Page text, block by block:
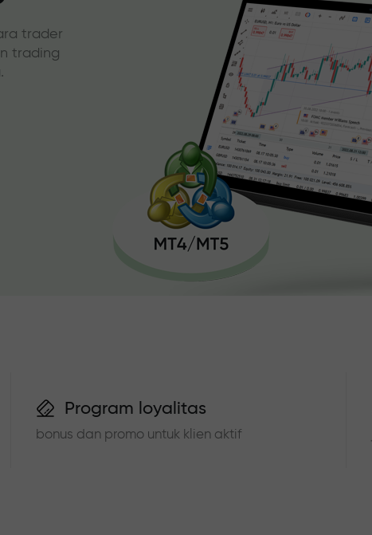
trader
trading
Program loyalitas
bonus dan promo untuk klien aktif